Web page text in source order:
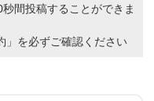
間投稿することができま
を必ずご確認ください